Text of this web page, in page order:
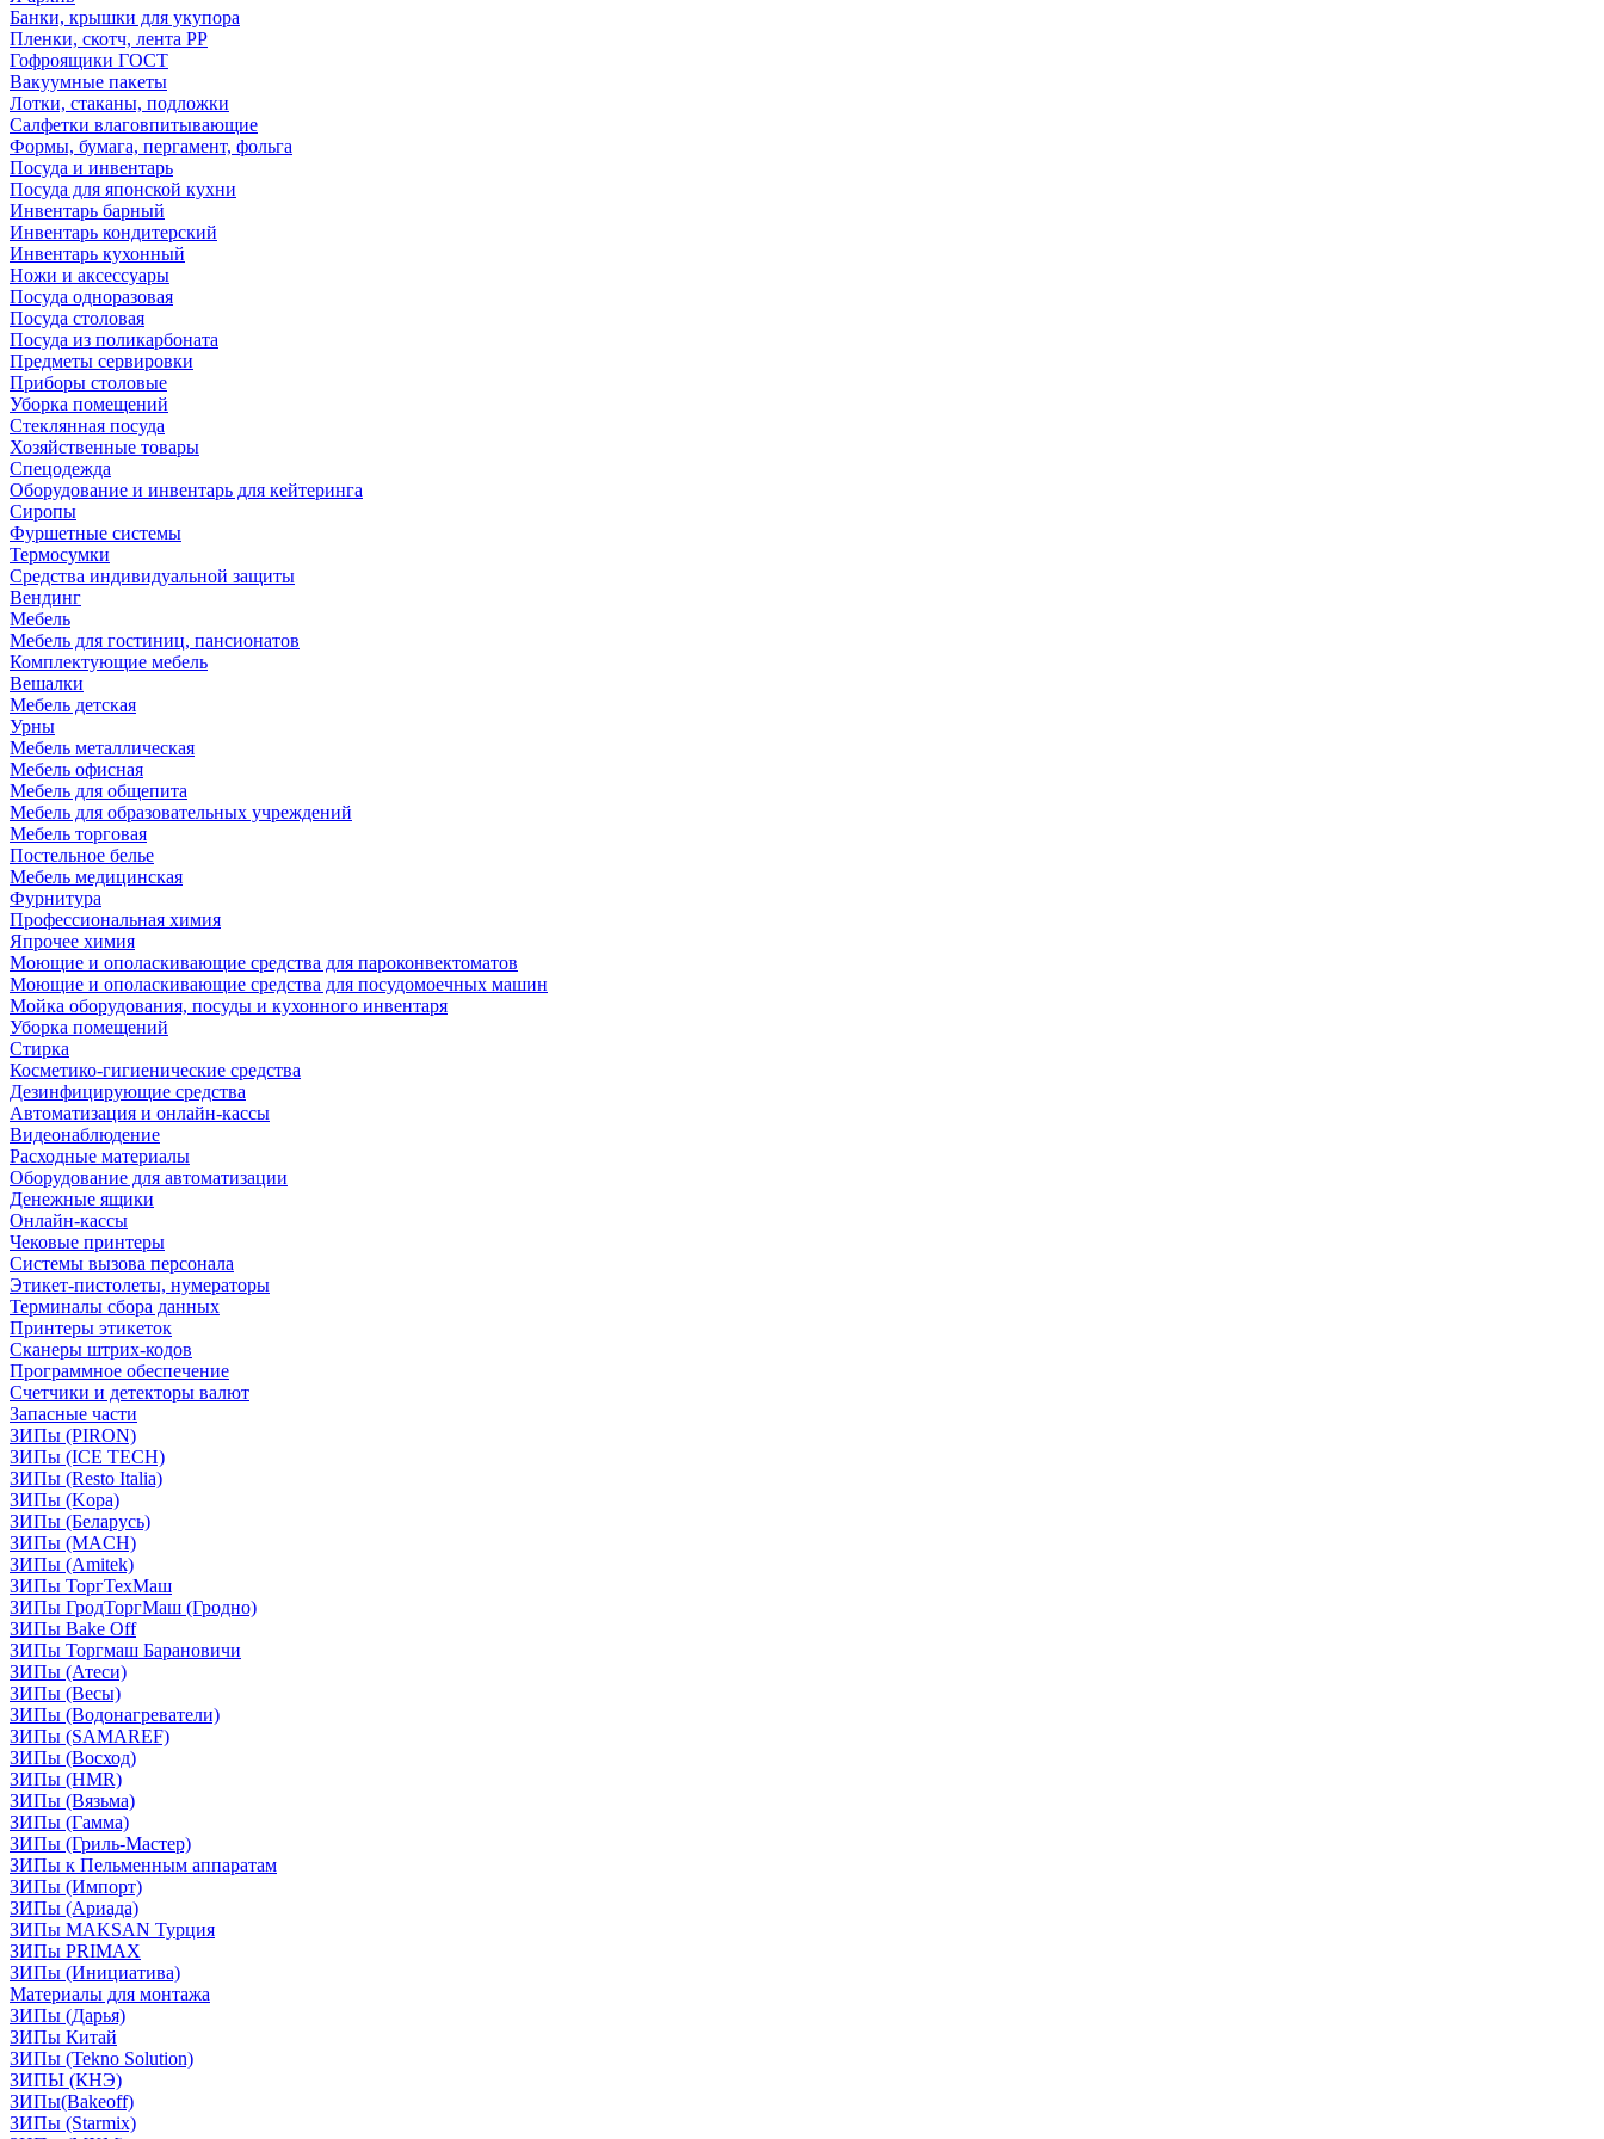
Банки, крышки для укупора
Пленки, скотч, лента РР
Гофроящики ГОСТ
Вакуумные пакеты
Лотки, стаканы, подложки
Салфетки влаговпитывающие
Формы, бумага, пергамент, фольга
Посуда и инвентарь
Посуда для японской кухни
Инвентарь барный
Инвентарь кондитерский
Инвентарь кухонный
Ножи и аксессуары
Посуда одноразовая
Посуда столовая
Посуда из поликарбоната
Предметы сервировки
Приборы столовые
Уборка помещений
Стеклянная посуда
Хозяйственные товары
Спецодежда
Оборудование и инвентарь для кейтеринга
Сиропы
Фуршетные системы
Термосумки
Средства индивидуальной защиты
Вендинг
Мебель
Мебель для гостиниц, пансионатов
Комплектующие мебель
Вешалки
Мебель детская
Урны
Мебель металлическая
Мебель офисная
Мебель для общепита
Мебель для образовательных учреждений
Мебель торговая
Постельное белье
Мебель медицинская
Фурнитура
Профессиональная химия
Япрочее химия
Моющие и ополаскивающие средства для пароконвектоматов
Моющие и ополаскивающие средства для посудомоечных машин
Мойка оборудования, посуды и кухонного инвентаря
Уборка помещений
Стирка
Косметико-гигиенические средства
Дезинфицирующие средства
Автоматизация и онлайн-кассы
Видеонаблюдение
Расходные материалы
Оборудование для автоматизации
Денежные ящики
Онлайн-кассы
Чековые принтеры
Системы вызова персонала
Этикет-пистолеты, нумераторы
Терминалы сбора данных
Принтеры этикеток
Сканеры штрих-кодов
Программное обеспечение
Счетчики и детекторы валют
Запасные части
ЗИПы (PIRON)
ЗИПы (ICE TECH)
ЗИПы (Resto Italia)
ЗИПы (Kopa)
ЗИПы (Беларусь)
ЗИПы (MACH)
ЗИПы (Amitek)
ЗИПы ТоргТехМаш
ЗИПы ГродТоргМаш (Гродно)
ЗИПы Bake Off
ЗИПы Торгмаш Барановичи
ЗИПы (Атеси)
ЗИПы (Весы)
ЗИПы (Водонагреватели)
ЗИПы (SAMAREF)
ЗИПы (Восход)
ЗИПы (HMR)
ЗИПы (Вязьма)
ЗИПы (Гамма)
ЗИПы (Гриль-Мастер)
ЗИПы к Пельменным аппаратам
ЗИПы (Импорт)
ЗИПы (Ариада)
ЗИПы MAKSAN Турция
ЗИПы PRIMAX
ЗИПы (Инициатива)
Материалы для монтажа
ЗИПы (Дарья)
ЗИПы Китай
ЗИПы (Tekno Solution)
ЗИПЫ (КНЭ)
ЗИПы(Bakeoff)
ЗИПы (Starmix)